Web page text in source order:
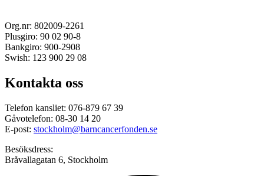
Org.nr: 802009-2261
Plusgiro: 90 02 90-8
Bankgiro: 900-2908
Swish: 123 900 29 08
Kontakta oss
Telefon kansliet: 076-879 67 39
Gåvotelefon: 08-30 14 20
E-post: stockholm@barncancerfonden.se
Besöksdress:
Bråvallagatan 6, Stockholm